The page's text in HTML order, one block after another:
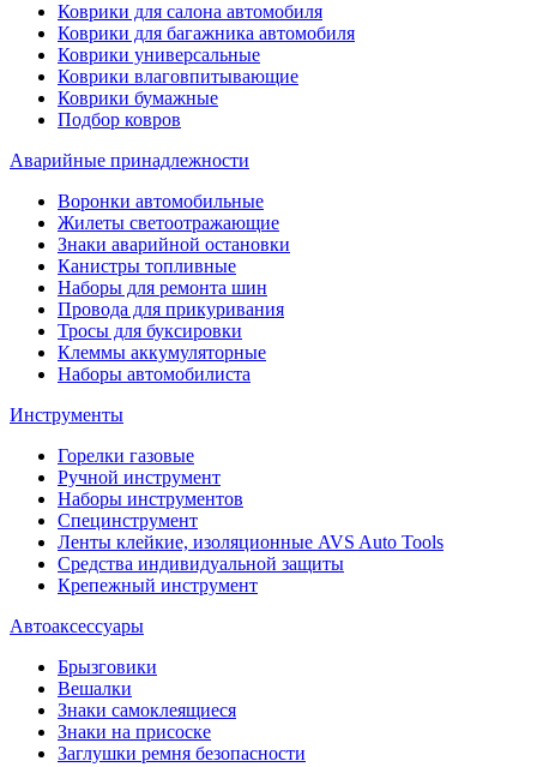
Коврики для салона автомобиля
Коврики для багажника автомобиля
Коврики универсальные
Коврики влаговпитывающие
Коврики бумажные
Подбор ковров
Аварийные принадлежности
Воронки автомобильные
Жилеты светоотражающие
Знаки аварийной остановки
Канистры топливные
Наборы для ремонта шин
Провода для прикуривания
Тросы для буксировки
Клеммы аккумуляторные
Наборы автомобилиста
Инструменты
Горелки газовые
Ручной инструмент
Наборы инструментов
Специнструмент
Ленты клейкие, изоляционные AVS Auto Tools
Средства индивидуальной защиты
Крепежный инструмент
Автоаксессуары
Брызговики
Вешалки
Знаки самоклеящиеся
Знаки на присоске
Заглушки ремня безопасности